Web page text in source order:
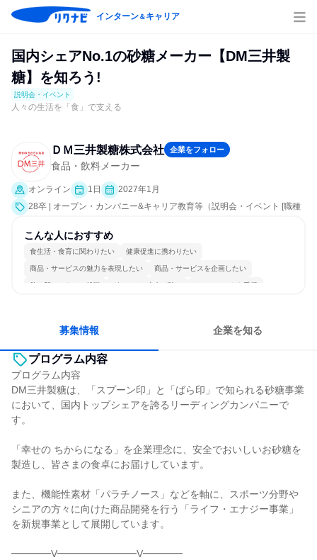
インターン＆キャリア
国内シェアNo.1の砂糖メーカー【DM三井製
糖】を知ろう!
説明会・イベント
人々の生活を「食」で支える
ＤＭ三井製糖株式会社 企業をフォロー
食品・飲料メーカー
オンライン 1日
2027年1月
28卒 | オープン・カンパニー&キャリア教育等（説明会・イベント [職種
こんな人におすすめ
食生活・食育に関わりたい 健康促進に携わりたい
商品・サービスの魅力を表現したい 商品・サービスを企画したい
常に新しいものに挑戦 グローバル志向が強い チームワークを重視
募集情報 企業を知る
プログラム内容
プログラム内容
DM三井製糖は、「スプーン印」と「ばら印」で知られる砂糖事業
において、国内トップシェアを誇るリーディングカンパニーで
す。
「幸せの ちからになる」を企業理念に、安全でおいしいお砂糖を
製造し、皆さまの食卓にお届けしています。
また、機能性素材「パラチノース」などを軸に、スポーツ分野や
シニアの方々に向けた商品開発を行う「ライフ・エナジー事業」
を新規事業として展開しています。
━━━━V━━━━━━━━V━━━━